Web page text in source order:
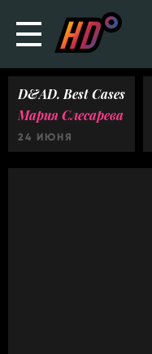
D&AD. Best Cases
Мария Слесарева
24 ИЮНЯ